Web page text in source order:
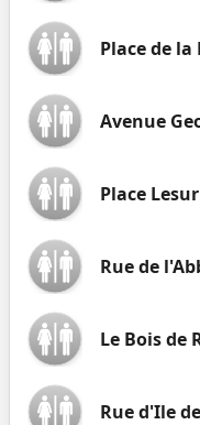
Place de la
Avenue
Place Lesur
Rue de
Le Bois de
Rue d'Ile